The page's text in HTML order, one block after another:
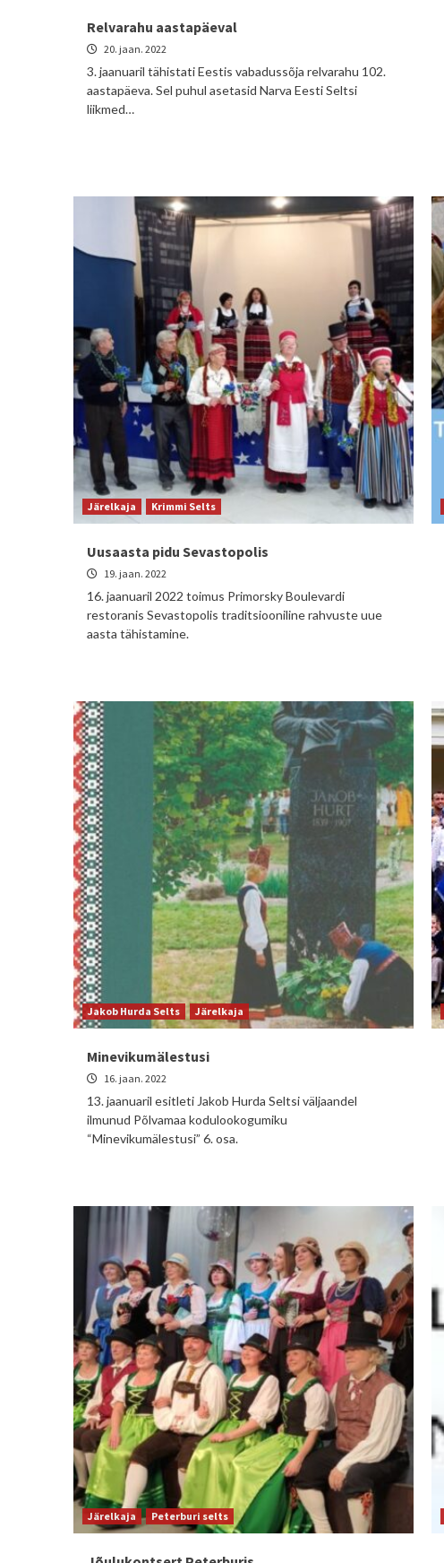
Relvarahu aastapäeval
20. jaan. 2022
3. jaanuaril tähistati Eestis vabadussõja relvarahu 102.
aastapäeva. Sel puhul asetasid Narva Eesti Seltsi
liikmed…
Järelkaja Krimmi Selts
Uusaasta pidu Sevastopolis
19. jaan. 2022
16. jaanuaril 2022 toimus Primorsky Boulevardi
restoranis Sevastopolis traditsiooniline rahvuste uue
aasta tähistamine.
Jakob Hurda Selts Järelkaja
Minevikumälestusi
16. jaan. 2022
13. jaanuaril esitleti Jakob Hurda Seltsi väljaandel
ilmunud Põlvamaa kodulookogumiku
“Minevikumälestusi” 6. osa.
Järelkaja Peterburi selts